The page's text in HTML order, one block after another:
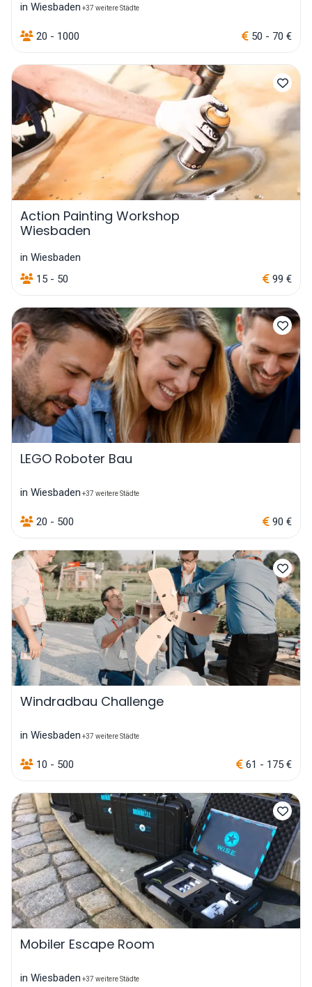
in Wiesbaden +37 weitere Städte
20 - 1000 50 - 70 €
Action Painting Workshop
Wiesbaden
in Wiesbaden
15 - 50
99 €
LEGO Roboter Bau
in Wiesbaden +37 weitere Städte
20 - 500 90 €
Windradbau Challenge
in Wiesbaden +37 weitere Städte
10 - 500 61 - 175 €
Mobiler Escape Room
in Wiesbaden +37 weitere Städte